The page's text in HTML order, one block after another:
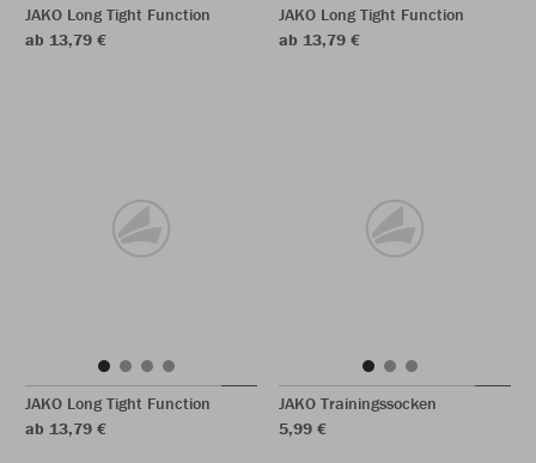
JAKO Long Tight Function
ab 13,79 €
JAKO Long Tight Function
ab 13,79 €
JAKO Long Tight Function
ab 13,79 €
JAKO Trainingssocken
5,99 €